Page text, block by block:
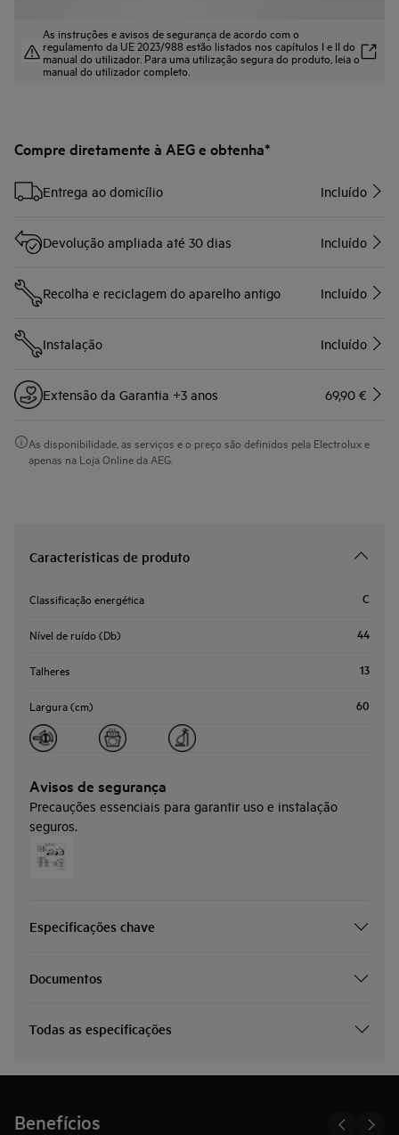
As instruções e avisos de segurança de acordo com o
regulamento da UE 2023/988 estão listados nos capítulos I e II do
manual do utilizador. Para uma utilização segura do produto, leia o
manual do utilizador completo.
Compre diretamente à AEG e obtenha*
Entrega ao domicílio Incluído
Devolução ampliada até 30 dias Incluído
Recolha e reciclagem do aparelho antigo Incluído
Instalação Incluído
Extensão da Garantia +3 anos 69,90 €
As disponibilidade, as serviços e o preço são definidos pela Electrolux e
apenas na Loja Online da AEG.
Características de produto
Classificação energética C
Nível de ruído (Db) 44
Talheres 13
Largura (cm) 60
Avisos de segurança
Precauções essenciais para garantir uso e instalação
seguros.
Especificações chave
Documentos
Todas as especificações
Benefícios